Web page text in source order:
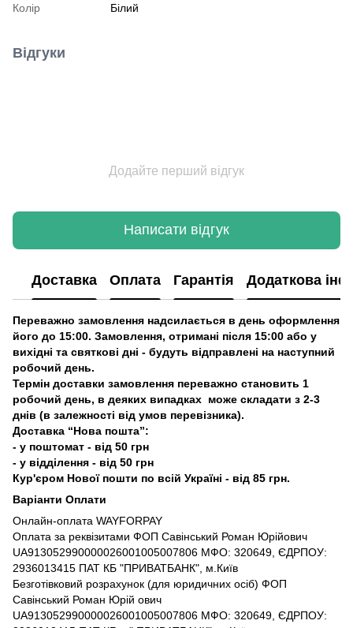
Колір
Білий
Відгуки
Додайте перший відгук
Написати відгук
Доставка Оплата Гарантія Додаткова
Переважно замовлення надсилається в день оформлення
його до 15:00. Замовлення, отримані після 15:00 або у
вихідні та святкові дні - будуть відправлені на наступний
робочий день.
Термін доставки замовлення переважно становить 1
робочий день, в деяких випадках може складати з 2-3
днів (в залежності від умов перевізника).
Доставка “Нова пошта”:
- у поштомат - від 50 грн
- у відділення - від 50 грн
Кур'єром Нової пошти по всій Україні - від 85 грн.
Варіанти Оплати
Онлайн-оплата WAYFORPAY
Оплата за реквізитами ФОП Савінський Роман Юрійович
UA913052990000026001005007806 МФО: 320649, ЄДРПОУ:
2936013415 ПАТ КБ "ПРИВАТБАНК", м.Київ
Безготівковий розрахунок (для юридичних осіб) ФОП
Савінський Роман Юрій ович
UA913052990000026001005007806 МФО: 320649, ЄДРПОУ: